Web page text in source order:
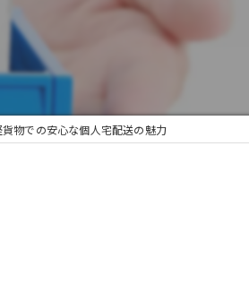
貨物での安心な個人宅配送の魅力